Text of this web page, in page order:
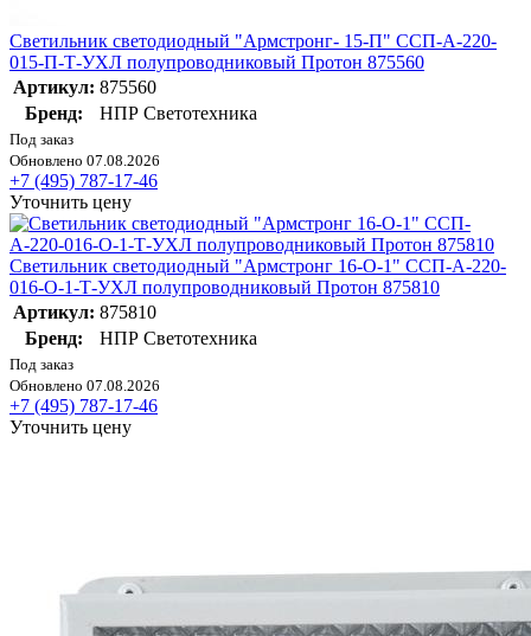
Светильник светодиодный "Армстронг- 15-П" ССП-А-220-
015-П-Т-УХЛ полупроводниковый Протон 875560
Артикул: 875560
Бренд:
НПР Светотехника
Под заказ
Обновлено 07.08.2026
+7 (495) 787-17-46
Уточнить цену
Светильник светодиодный "Армстронг 16-О-1" ССП-А-220-
016-О-1-Т-УХЛ полупроводниковый Протон 875810
Артикул: 875810
Бренд:
НПР Светотехника
Под заказ
Обновлено 07.08.2026
+7 (495) 787-17-46
Уточнить цену